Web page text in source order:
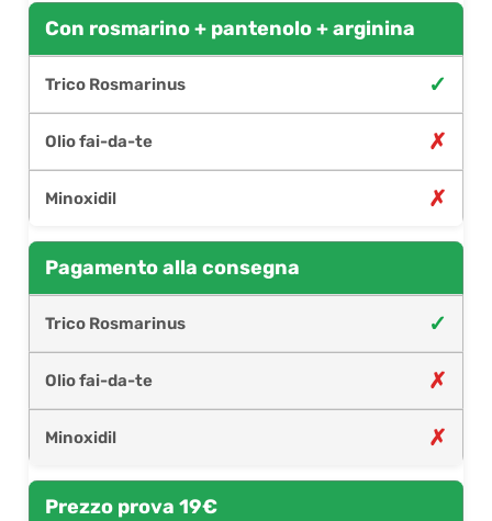
Con rosmarino + pantenolo + arginina
✓
✗
✗
Pagamento alla consegna
✓
✗
✗
Prezzo prova 19€